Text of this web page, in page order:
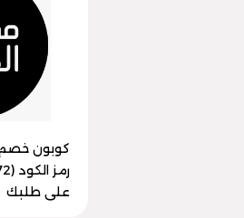
كوبون خصم
على طلبك